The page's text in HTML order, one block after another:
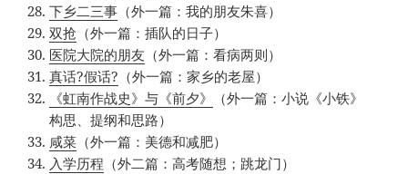
下乡二三事 （外一篇：我的朋友朱喜）
双抢 （外一篇：插队的日子）
医院大院的朋友 （外一篇：看病两则）
真话?假话? （外一篇：家乡的老屋）
《虹南作战史》与《前夕》
（外一篇：小说《小铁》
构思、提纲和思路）
咸菜 （外一篇：美德和减肥）
入学历程 （外二篇：高考随想；跳龙门）